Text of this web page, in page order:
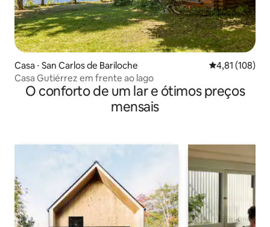
Casa ⋅ San Carlos de Bariloche 4,81 de uma
4,81 (108)
Casa Gutiérrez em frente ao lago
O conforto de um lar e ótimos preços
mensais